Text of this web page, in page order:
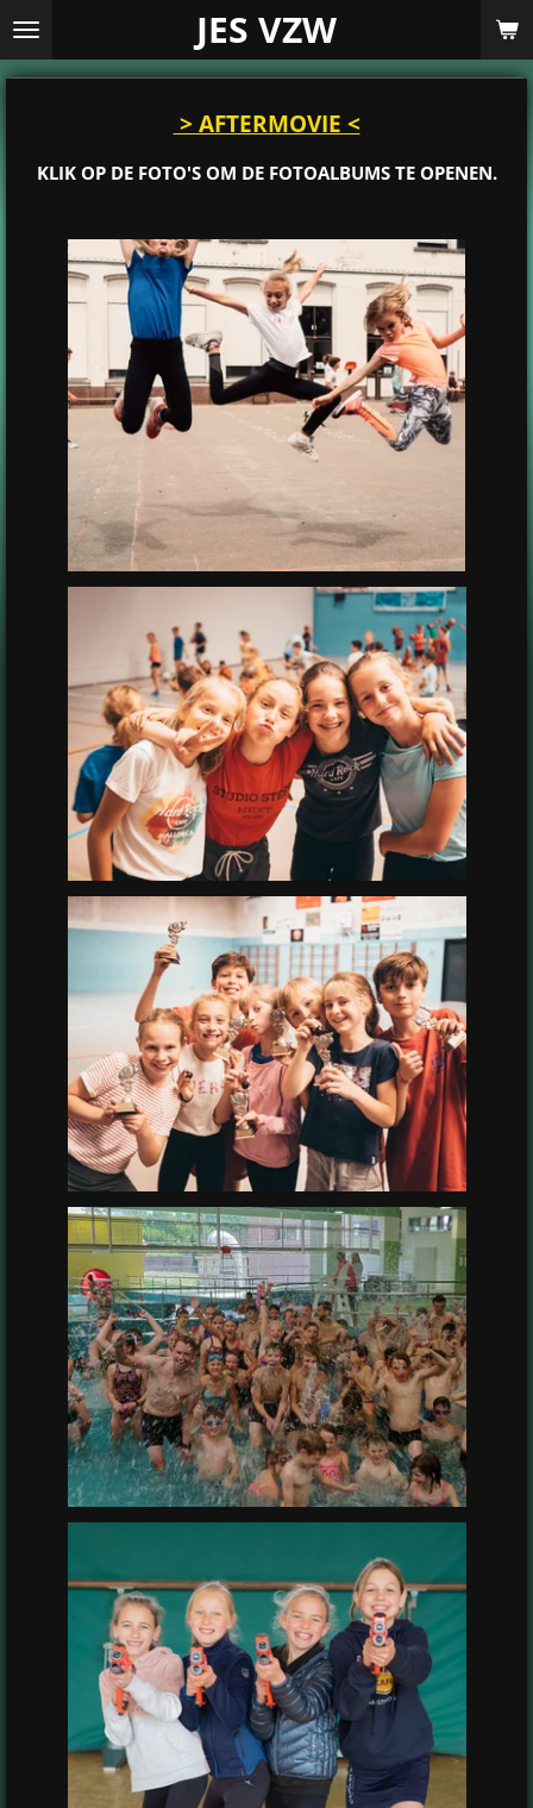
Ga
naar
JES VZW
> AFTERMOVIE <
KLIK OP DE FOTO'S OM DE FOTOALBUMS TE OPENEN.